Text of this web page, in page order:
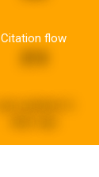
Citation flow